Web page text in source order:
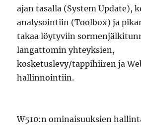
ajan tasalla (System Update),
analysointiin (Toolbox) ja
takaa löytyviin
langattomin yhteyksien,
kosketuslevy/tappihiiren ja
hallinnointiin.
W510:n ominaisuuksien